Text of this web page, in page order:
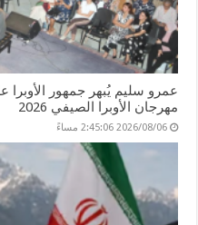
عمرو سليم يُبهر جمهور
مهرجان الأوبرا الصيفي 2026
2026/08/06 2:45:06 مساءً